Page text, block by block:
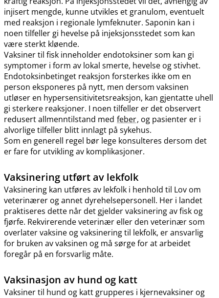
injisert mengde, kunne utvikles et granulom, eventuelt
med reaksjon i regionale lymfeknuter. Saponin kan i
noen tilfeller gi hevelse på injeksjonsstedet som kan
være sterkt kløende.
Vaksiner til fisk inneholder endotoksiner som kan gi
symptomer i form av lokal smerte, hevelse og stivhet.
Endotoksinbetinget reaksjon forsterkes ikke om en
person eksponeres på nytt, men dersom vaksinen
utløser en hypersensitivitetsreaksjon, kan gjentatte uhell
gi sterkere reaksjoner. I noen tilfeller er det observert
redusert allmenntilstand med feber, og pasienter er i
alvorlige tilfeller blitt innlagt på sykehus.
Som en generell regel bør lege konsulteres dersom det
er fare for utvikling av komplikasjoner.
Vaksinering utført av lekfolk
Vaksinering kan utføres av lekfolk i henhold til Lov om
veterinærer og annet dyrehelsepersonell. Her i landet
praktiseres dette når det gjelder vaksinering av fisk og
fjørfe. Rekvirerende veterinær eller den veterinær som
overlater vaksine og vaksinering til lekfolk, er ansvarlig
for bruken av vaksinen og må sørge for at arbeidet
foregår på en forsvarlig måte.
Vaksinasjon av hund og katt
Vaksiner til hund og katt grupperes i kjernevaksiner og